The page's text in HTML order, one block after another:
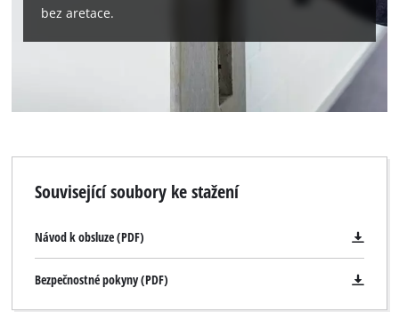
bez aretace.
Související soubory ke stažení
Návod k obsluze (PDF)
Bezpečnostné pokyny (PDF)